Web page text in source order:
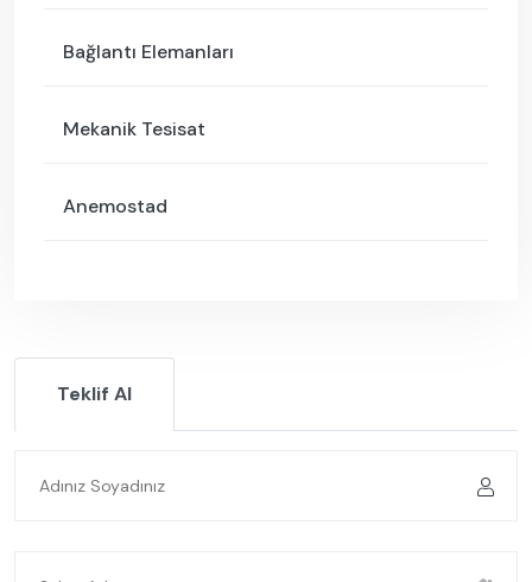
Bağlantı Elemanları
Mekanik Tesisat
Anemostad
Teklif Al